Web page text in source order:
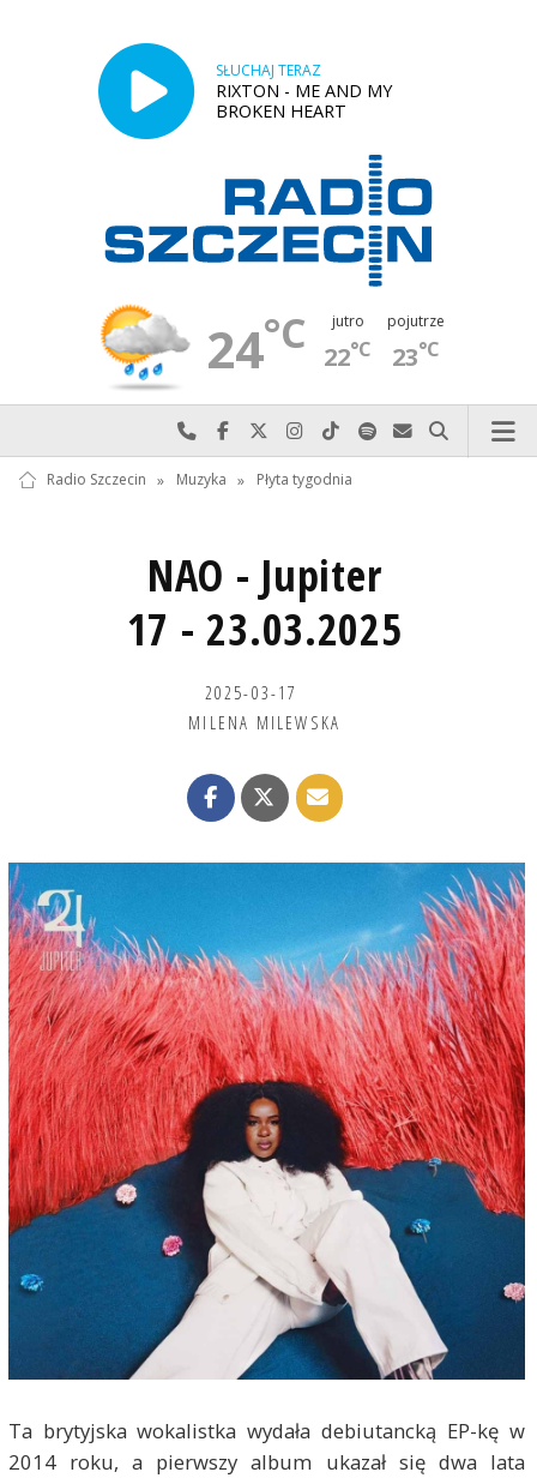
SŁUCHAJ TERAZ
RIXTON - ME AND MY
BROKEN HEART
24°C jutro
22°C
pojutrze
23°C
Najlepiej po prostu do nas zadzwoń
Odwiedź nas na Facebook-u
Odwiedź nas na X
Odwiedź nas na Instagram-ie
Odwiedź nas na TikTok-u
Szukaj nas na Spotify
Wyślij do nas
Szukaj
Radio Szczecin » Muzyka » Płyta tygodnia
NAO - Jupiter
17 - 23.03.2025
2025-03-17
MILENA MILEWSKA
Ta brytyjska wokalistka wydała debiutancką EP-kę w
2014 roku, a pierwszy album ukazał się dwa lata